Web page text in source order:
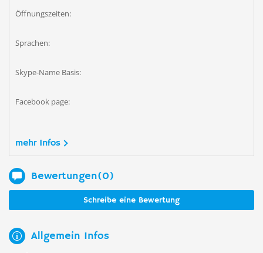
Öffnungszeiten:
Sprachen:
Skype-Name Basis:
Facebook page:
mehr Infos
Bewertungen(0)
Schreibe eine Bewertung
Allgemein Infos